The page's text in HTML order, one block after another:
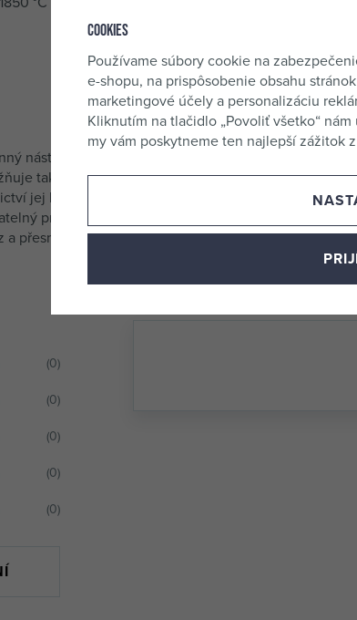
nástroj, který bude fungovat v mnoha situacích.
také efektivní spalování silničních čar a provádění
jej lze použít k vypalování plevele, zajišťujícího
produkt pro každého pokrývače a také v každé
přesnost.
(0)
(0)
(0)
(0)
(0)
Cookies
Používame súbory cookie na
e-shopu, na prispôsobenie obsahu
marketingové účely a personalizáciu
Kliknutím na tlačidlo „Povoliť všetko“
my vám poskytneme ten najlepší zážitok